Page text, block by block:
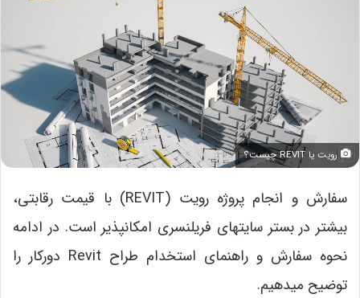
رویت یا REVIT چیست؟
سفارش و انجام پروژه رویت (REVIT) با قیمت رقابتی،
بیشتر در بستر سایت­های فریلنسری امکانپذیر است. در ادامه
نحوه سفارش و راهنمای استخدام طراح Revit دورکار را
توضیح می­دهیم.